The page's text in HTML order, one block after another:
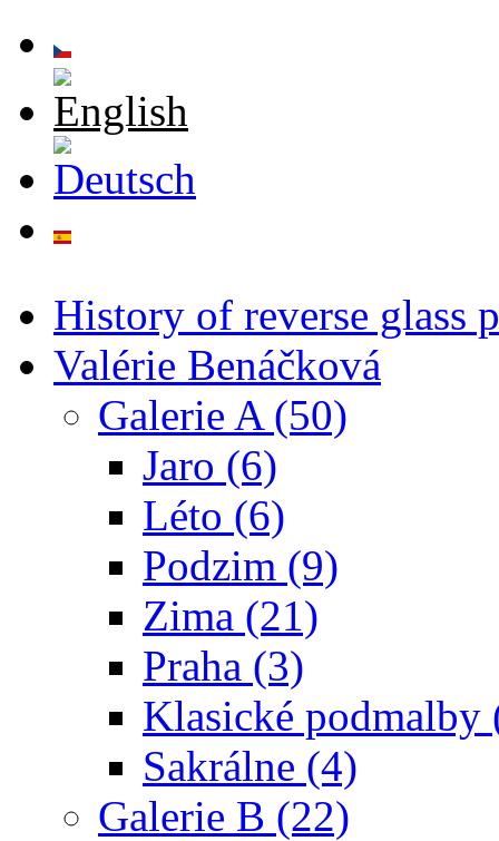
History of reverse glass
Valérie Benáčková
Galerie A (50)
Jaro (6)
Léto (6)
Podzim (9)
Zima (21)
Praha (3)
Klasické podmalby
Sakrálne (4)
Galerie B (22)